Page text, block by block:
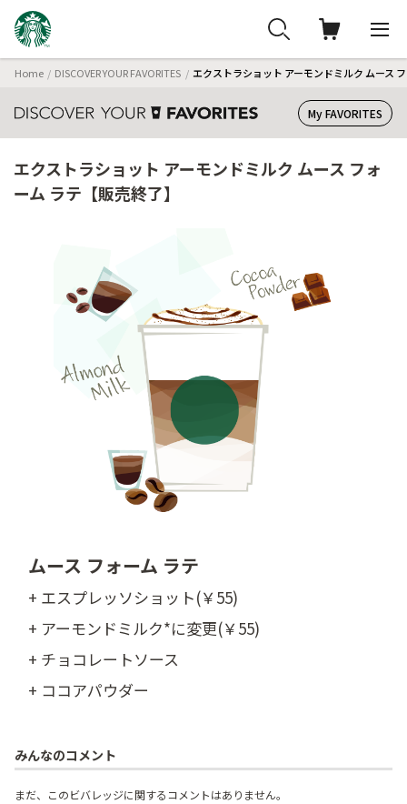
Home DISCOVER YOUR FAVORITES エクストラショット アーモンドミルク ムース
My FAVORITES
エクストラショット アーモンドミルク ムース フォ
ーム ラテ【販売終了】
ムース フォーム ラテ
+ エスプレッソショット(￥55)
+ アーモンドミルク*に変更(￥55)
+ チョコレートソース
+ ココアパウダー
みんなのコメント
まだ、このビバレッジに関するコメントはありません。